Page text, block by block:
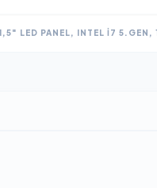
LED PANEL, INTEL I7